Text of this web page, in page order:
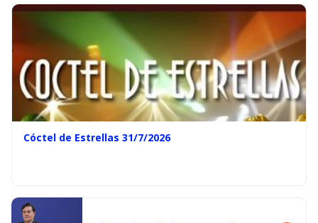
Cóctel de Estrellas 31/7/2026